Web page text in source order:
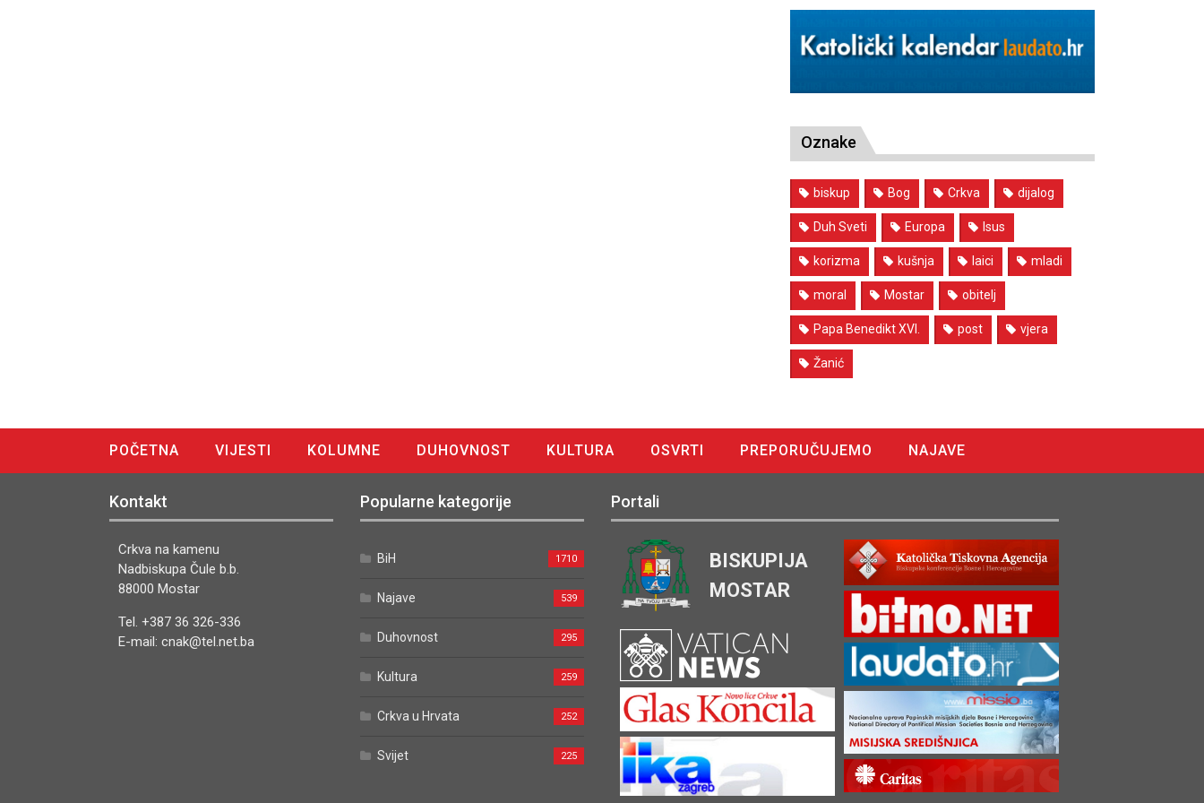
Oznake
biskup Bog Crkva dijalog
Duh Sveti Europa Isus
korizma kušnja laici mladi
moral Mostar obitelj
Papa Benedikt XVI. post vjera
Žanić
POČETNA VIJESTI KOLUMNE DUHOVNOST KULTURA OSVRTI PREPORUČUJEMO
NAJAVE
Kontakt
Crkva na kamenu
Nadbiskupa Čule b.b.
88000 Mostar
Tel. +387 36 326-336
E-mail: cnak@tel.net.ba
Popularne kategorije
BiH 1710
Najave 539
Duhovnost 295
Kultura 259
Crkva u Hrvata 252
Svijet 225
Portali
BISKUPIJA
MOSTAR